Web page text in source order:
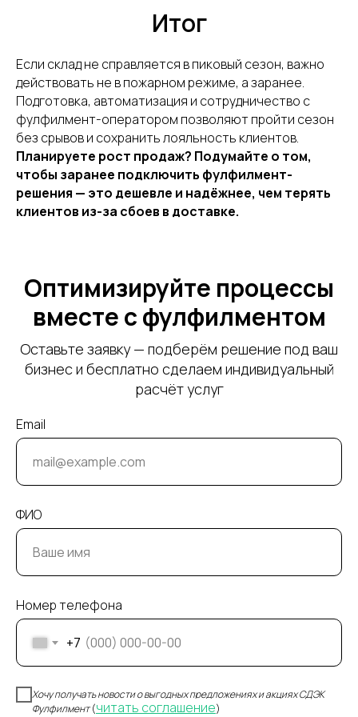
Итог
Если склад не справляется в пиковый сезон, важно
действовать не в пожарном режиме, а заранее.
Подготовка, автоматизация и сотрудничество с
фулфилмент-оператором позволяют пройти сезон
без срывов и сохранить лояльность клиентов.
Планируете рост продаж? Подумайте о том,
чтобы заранее подключить фулфилмент-
решения — это дешевле и надёжнее, чем терять
клиентов из-за сбоев в доставке.
Оптимизируйте процессы
вместе с фулфилментом
Оставьте заявку — подберём решение под ваш
бизнес и бесплатно сделаем индивидуальный
расчёт услуг
Email
ФИО
Номер телефона
+7
Хочу получать новости о выгодных предложениях и акциях СДЭК
Фулфилмент(читать соглашение)